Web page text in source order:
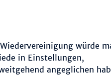
würde
in Einstellungen,
angeglichen